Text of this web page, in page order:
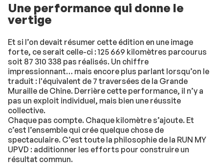
Une performance qui donne le
vertige
Et si l’on devait résumer cette édition en une image
forte, ce serait celle-ci : 125 669 kilomètres parcourus
soit 87 310 338 pas réalisés. Un chiffre
impressionnant… mais encore plus parlant lorsqu’on le
traduit : l'équivalent de 7 traversées de la Grande
Muraille de Chine. Derrière cette performance, il n’y a
pas un exploit individuel, mais bien une réussite
collective.
Chaque pas compte. Chaque kilomètre s’ajoute. Et
c’est l’ensemble qui crée quelque chose de
spectaculaire. C’est toute la philosophie de la RUN MY
UPVD : additionner les efforts pour construire un
résultat commun.